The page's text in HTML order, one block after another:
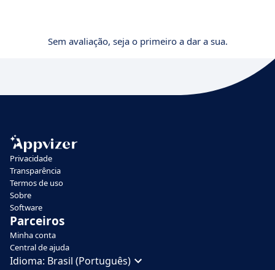
Sem avaliação, seja o primeiro a dar a sua.
Privacidade
Transparência
Termos de uso
Sobre
Software
Parceiros
Minha conta
Central de ajuda
Idioma: Brasil (Português)